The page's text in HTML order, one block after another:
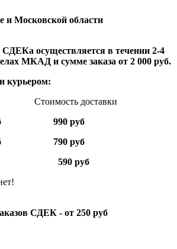
и Московской области
СДЕКа осуществляется в течении 2-4
МКАД и сумме заказа от 2 000 руб.
курьером:
доставки
руб
990 руб
руб 790 руб
руб 590 руб
СДЕК - от 250 руб